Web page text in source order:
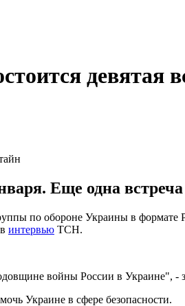
девятая
Еще одна встреча
по обороне Украины в формате
интервью ТСН.
войны России в Украине", -
Украине в сфере безопасности.